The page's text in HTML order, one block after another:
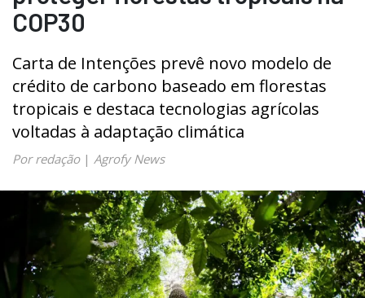
COP30
Carta de Intenções prevê novo modelo de
crédito de carbono baseado em florestas
tropicais e destaca tecnologias agrícolas
voltadas à adaptação climática
Por redação| Agrofy News